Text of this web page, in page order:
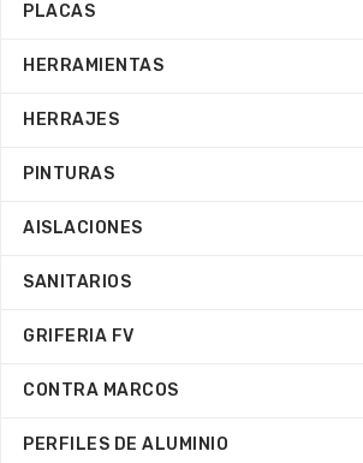
PLACAS
HERRAMIENTAS
HERRAJES
PINTURAS
AISLACIONES
SANITARIOS
GRIFERIA FV
CONTRA MARCOS
PERFILES DE ALUMINIO